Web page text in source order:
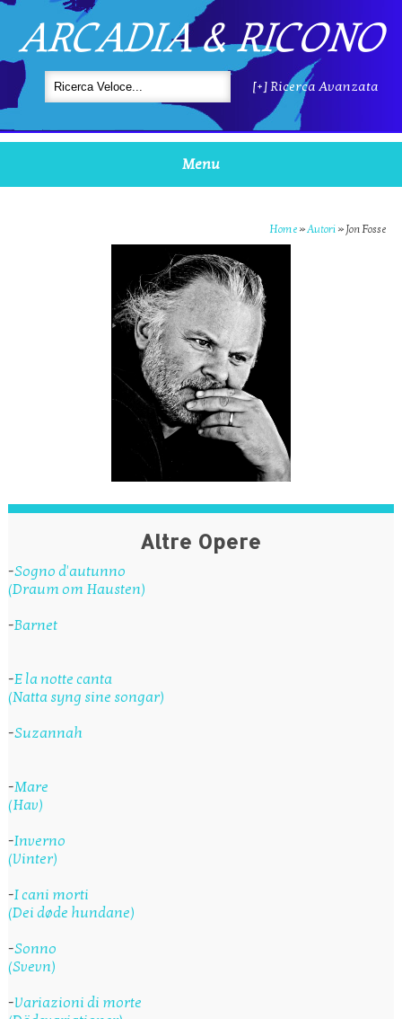
ARCADIA & RICONO
[+] Ricerca Avanzata
Menu
Home »Autori » Jon Fosse
Altre Opere
-Sogno d'autunno
(Draum om Hausten)
-Barnet
-E la notte canta
(Natta syng sine songar)
-Suzannah
-Mare
(Hav)
-Inverno
(Vinter)
-I cani morti
(Dei døde hundane)
-Sonno
(Svevn)
-Variazioni di morte